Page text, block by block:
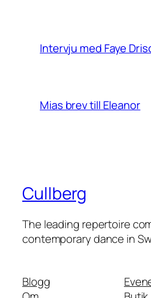
Intervju med Faye
Mias brev till Eleanor
Cullberg
The leading repertoire
contemporary dance in
Blogg